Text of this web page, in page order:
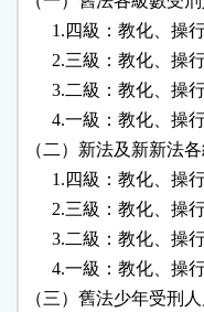
1.四級：教化、操
2.三級：教化、操
3.二級：教化、操
4.一級：教化、操
（二）新法及新新法
1.四級：教化、操
2.三級：教化、操
3.二級：教化、操
4.一級：教化、操
（三）舊法少年受刑